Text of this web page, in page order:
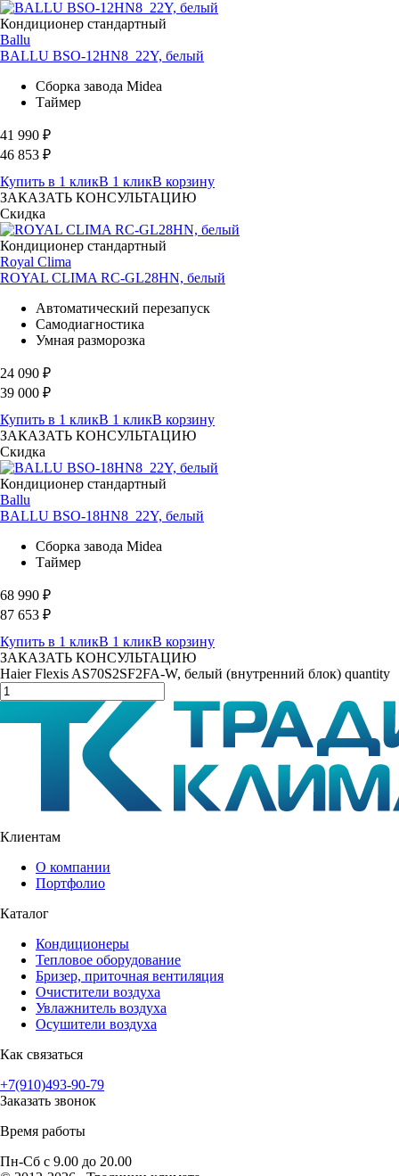
Кондиционер стандартный
Ballu
BALLU BSO-12HN8_22Y, белый
Сборка завода Midea
Таймер
41 990 ₽
46 853 ₽
Купить в 1 кликВ 1 кликВ корзину
ЗАКАЗАТЬ КОНСУЛЬТАЦИЮ
Скидка
Кондиционер стандартный
Royal Clima
ROYAL CLIMA RC-GL28HN, белый
Автоматический перезапуск
Самодиагностика
Умная разморозка
24 090 ₽
39 000 ₽
Купить в 1 кликВ 1 кликВ корзину
ЗАКАЗАТЬ КОНСУЛЬТАЦИЮ
Скидка
Кондиционер стандартный
Ballu
BALLU BSO-18HN8_22Y, белый
Сборка завода Midea
Таймер
68 990 ₽
87 653 ₽
Купить в 1 кликВ 1 кликВ корзину
ЗАКАЗАТЬ КОНСУЛЬТАЦИЮ
Haier Flexis AS70S2SF2FA-W, белый (внутренний блок) quantity
Клиентам
О компании
Портфолио
Каталог
Кондиционеры
Тепловое оборудование
Бризер, приточная вентиляция
Очистители воздуха
Увлажнитель воздуха
Осушители воздуха
Как связаться
+7(910)493-90-79
Заказать звонок
Время работы
Пн-Сб с 9.00 до 20.00